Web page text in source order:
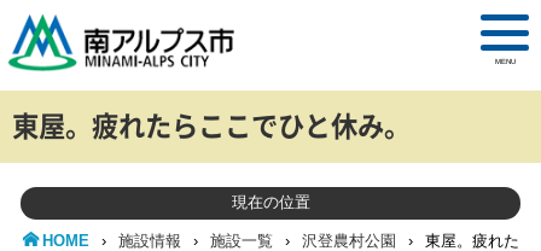
MENU
東屋。疲れたらここでひと休み。
現在の位置
HOME › 施設情報 › 施設一覧 › 沢登農村公園 ›
東屋。疲れた